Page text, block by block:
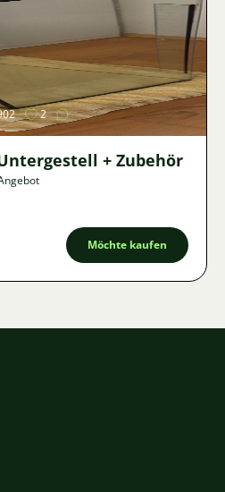
Bild
2
+ Zubehör
Möchte kaufen